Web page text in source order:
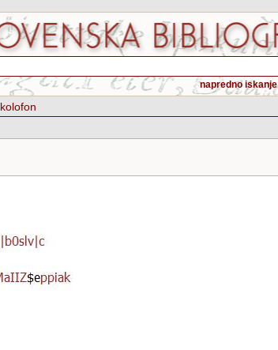
napredno iskanje
kolofon